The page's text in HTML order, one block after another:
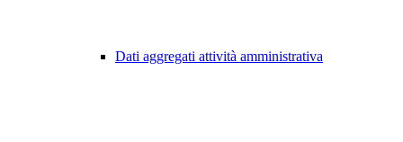
Dati aggregati attività amministrativa